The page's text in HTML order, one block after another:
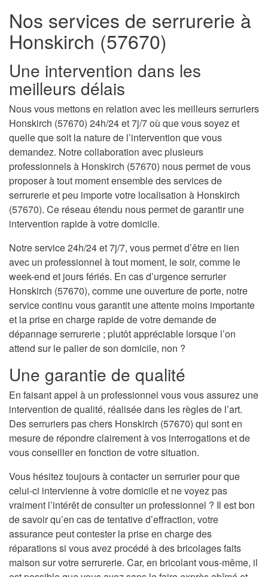
Nos services de serrurerie à
Honskirch (57670)
Une intervention dans les
meilleurs délais
Nous vous mettons en relation avec les meilleurs serruriers
Honskirch (57670) 24h/24 et 7j/7 où que vous soyez et
quelle que soit la nature de l’intervention que vous
demandez. Notre collaboration avec plusieurs
professionnels à Honskirch (57670) nous permet de vous
proposer à tout moment ensemble des services de
serrurerie et peu importe votre localisation à Honskirch
(57670). Ce réseau étendu nous permet de garantir une
intervention rapide à votre domicile.
Notre service 24h/24 et 7j/7, vous permet d’être en lien
avec un professionnel à tout moment, le soir, comme le
week-end et jours fériés. En cas d’urgence serrurier
Honskirch (57670), comme une ouverture de porte, notre
service continu vous garantit une attente moins importante
et la prise en charge rapide de votre demande de
dépannage serrurerie ; plutôt appréciable lorsque l’on
attend sur le palier de son domicile, non ?
Une garantie de qualité
En faisant appel à un professionnel vous vous assurez une
intervention de qualité, réalisée dans les règles de l’art.
Des serruriers pas chers Honskirch (57670) qui sont en
mesure de répondre clairement à vos interrogations et de
vous conseiller en fonction de votre situation.
Vous hésitez toujours à contacter un serrurier pour que
celui-ci intervienne à votre domicile et ne voyez pas
vraiment l’intérêt de consulter un professionnel ? Il est bon
de savoir qu’en cas de tentative d’effraction, votre
assurance peut contester la prise en charge des
réparations si vous avez procédé à des bricolages faits
maison sur votre serrurerie. Car, en bricolant vous-même, il